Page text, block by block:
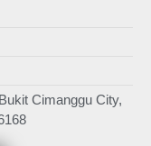
Cimanggu City,